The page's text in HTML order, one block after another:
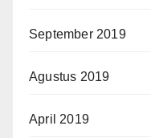
September 2019
Agustus 2019
April 2019